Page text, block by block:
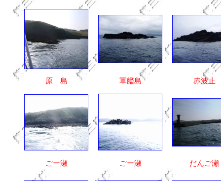
原 島 軍艦島 赤波止
ごー瀬 ごー瀬 だんご瀬